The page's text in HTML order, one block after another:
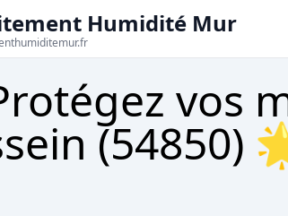
Humidité Mur
vos
(54850)